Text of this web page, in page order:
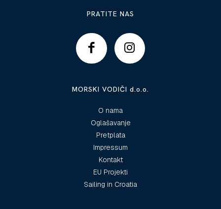
PRATITE NAS
MORSKI VODIČI d.o.o.
O nama
Oglašavanje
Pretplata
Impressum
Kontakt
EU Projekti
Sailing in Croatia